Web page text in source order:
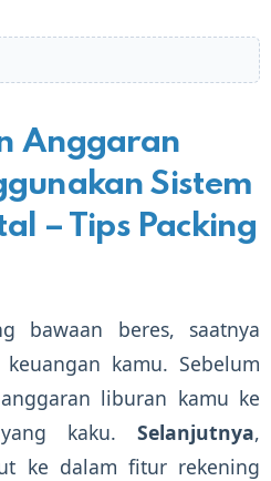
Anggaran
Sistem
– Tips Packing
bawaan beres, saatnya
kamu. Sebelum
liburan kamu ke
kaku. Selanjutnya,
ke dalam fitur rekening